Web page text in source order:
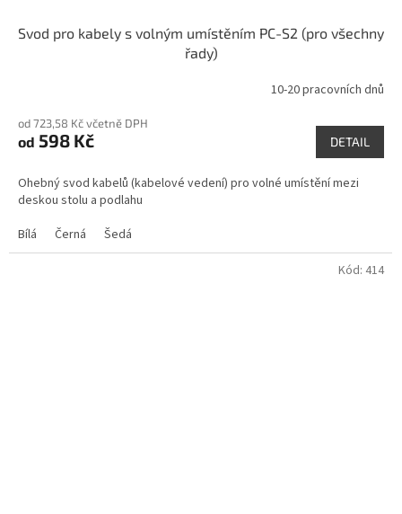
Svod pro kabely s volným umístěním PC-S2 (pro všechny
řady)
10-20 pracovních dnů
od 723,58 Kč včetně DPH
od 598 Kč DETAIL
Ohebný svod kabelů (kabelové vedení) pro volné umístění mezi
deskou stolu a podlahu
Bílá
Černá Šedá
Kód: 414